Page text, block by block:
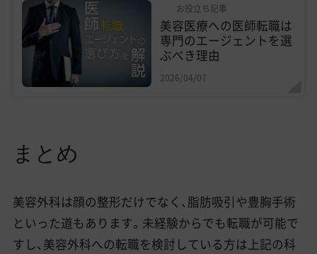
お役立ち記事
美容医療への医師転職は
専門のエージェントを選
ぶべき理由
2026/04/07
まとめ
美容外科は顔の整形だけでなく、脂肪吸引や豊胸手術
といった道もあります。未経験からでも転職が可能で
すし、美容外科への転職を検討している方は上記の科